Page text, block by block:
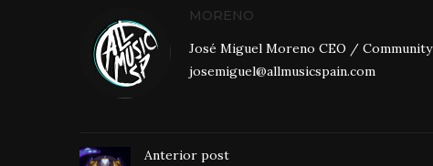
MORENO
José Miguel Moreno CEO /
josemiguel@allmusicspain.com
Anterior post